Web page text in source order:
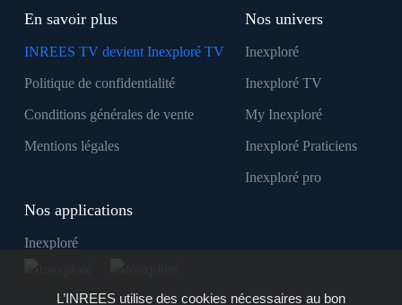
En savoir plus
INREES TV devient Inexploré TV
Politique de confidentialité
Conditions générales de vente
Mentions légales
Nos univers
Inexploré
Inexploré TV
My Inexploré
Inexploré Praticiens
Inexploré pro
Nos applications
Inexploré
L’INREES utilise des cookies nécessaires au bon